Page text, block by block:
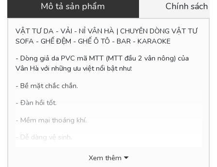
Mô tả sản phẩm Chính sách
VẬT TƯ DA - VẢI - NỈ VÂN HÀ | CHUYÊN DÒNG VẬT TƯ
SOFA - GHẾ ĐỆM - GHẾ Ô TÔ - BAR - KARAOKE
- Dòng giả da PVC mã MTT (MTT đầu 2 vân nông) của
Vân Hà với những ưu việt nổi bật như:
- Bề mặt chắc chắn.
- Đàn hồi tốt.
- Mềm mại thoáng khí.
- Dễ dàng vệ sinh.
- Thân thiện với môi trường.Xem thêm